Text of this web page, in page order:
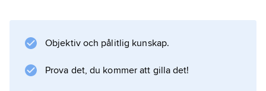
Objektiv och pålitlig kunskap.
Prova det, du kommer att gilla det!